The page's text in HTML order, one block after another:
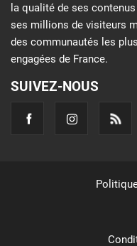
la qualité de ses
ses millions de visiteurs
des communautés les
engagées de France.
SUIVEZ-NOUS